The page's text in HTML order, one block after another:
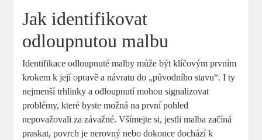
Jak identifikovat
odloupnutou malbu
Identifikace odloupnuté malby může být klíčovým prvním
krokem k její opravě a návratu do „původního stavu“. I ty
nejmenší trhlinky a odloupnutí mohou signalizovat
problémy, které byste možná na první pohled
nepovažovali za závažné. Všímejte si, jestli malba začíná
praskat, povrch je nerovný nebo dokonce dochází k